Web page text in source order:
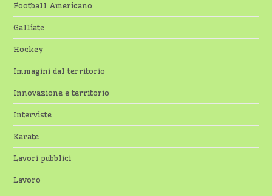
Football Americano
Galliate
Hockey
Immagini dal territorio
Innovazione e territorio
Interviste
Karate
Lavori pubblici
Lavoro